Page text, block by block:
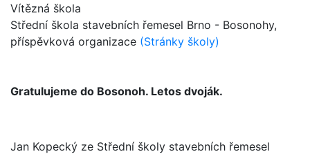
Vítězná škola
Střední škola stavebních řemesel Brno - Bosonohy,
příspěvková organizace (Stránky školy)
Gratulujeme do Bosonoh. Letos dvoják.
Jan Kopecký ze Střední školy stavebních řemesel